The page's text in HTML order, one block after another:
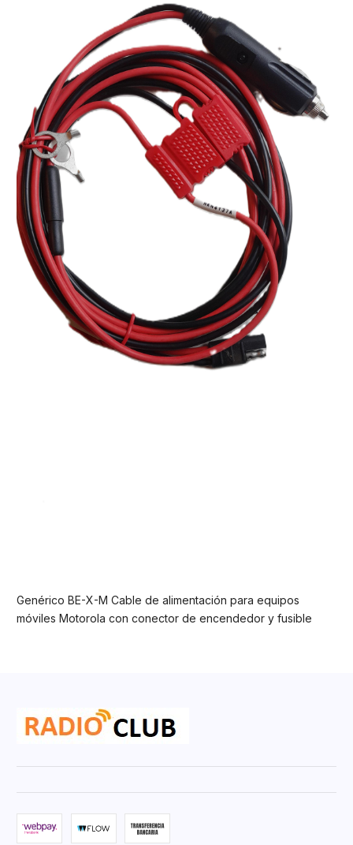
Genérico BE-X-M Cable de alimentación para equipos
móviles Motorola con conector de encendedor y fusible